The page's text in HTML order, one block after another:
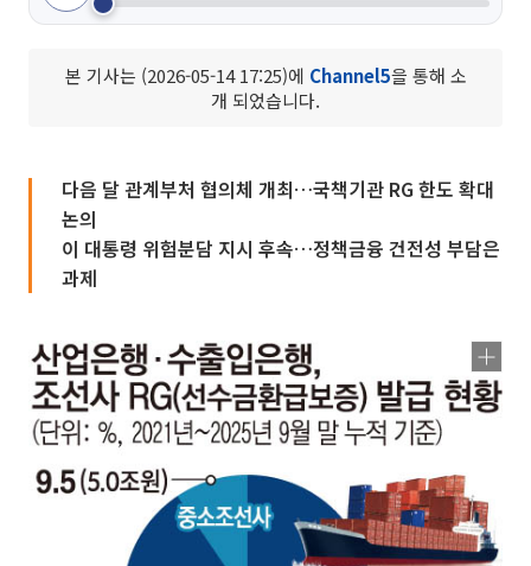
본 기사는 (2026-05-14 17:25)에 Channel5을 통해 소
개 되었습니다.
다음 달 관계부처 협의체 개최…국책기관 RG 한도 확대
논의
이 대통령 위험분담 지시 후속…정책금융 건전성 부담은
과제